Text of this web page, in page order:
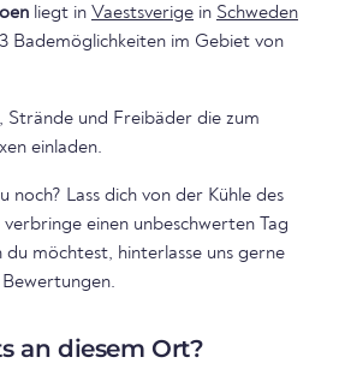
liegt in Vaestsverige in Schweden
Bademöglichkeiten im Gebiet von
Strände und Freibäder die zum
einladen.
noch? Lass dich von der Kühle des
einen unbeschwerten Tag
du möchtest, hinterlasse uns gerne
an diesem Ort?